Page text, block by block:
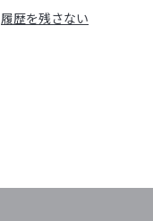
履歴を残さない